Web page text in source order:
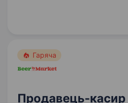
брати як підробіток. Що
Гаряча
Продавець-касир